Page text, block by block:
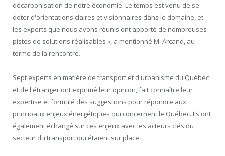
décarbonisation de notre économie. Le temps est venu de se
doter d'orientations claires et visionnaires dans le domaine, et
les experts que nous avons réunis ont apporté de nombreuses
pistes de solutions réalisables », a mentionné M. Arcand, au
terme de la rencontre.
Sept experts en matière de transport et d'urbanisme du Québec
et de l'étranger ont exprimé leur opinion, fait connaître leur
expertise et formulé des suggestions pour répondre aux
principaux enjeux énergétiques qui concernent le Québec. Ils ont
également échangé sur ces enjeux avec les acteurs clés du
secteur du transport qui étaient sur place.